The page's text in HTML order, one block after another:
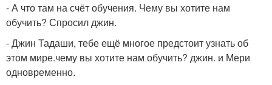
- А что там на счёт обучения. Чему вы хотите нам
обучить? Спросил джин.
- Джин Тадаши, тебе ещё многое предстоит узнать об
этом мире.чему вы хотите нам обучить? джин. и Мери
одновременно.